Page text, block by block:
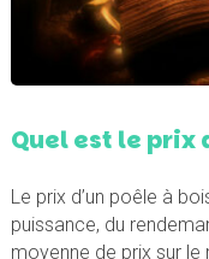
Quel est le prix
Le prix d’un poêle à
puissance, du
moyenne de prix sur le